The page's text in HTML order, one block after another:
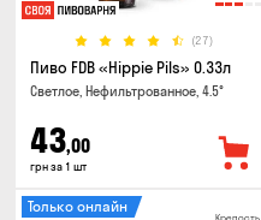
(27)
Пиво FDB «Hippie Pils» 0.33л
Светлое, Нефильтрованное, 4.5°
43,00
грн за 1 шт
Крепость
Только онлайн